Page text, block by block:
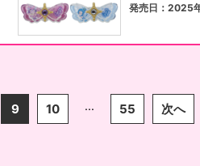
発売日：2025
9 10 ... 55 次へ